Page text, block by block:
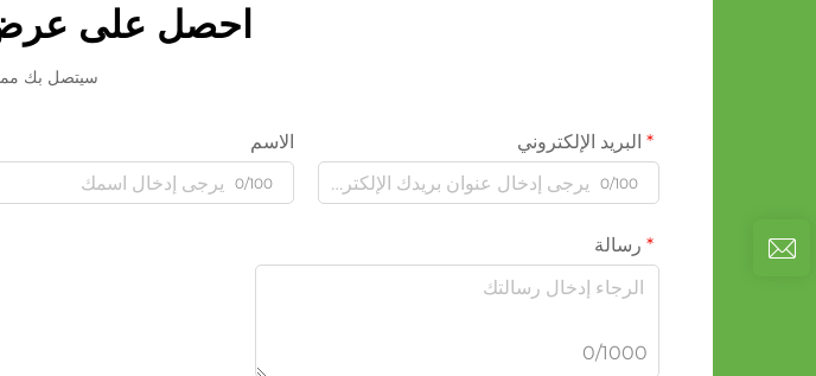
احصل على
سيتصل بك
البريد الإلكتروني
0/100
الاسم
0/100
رسالة
0/1000